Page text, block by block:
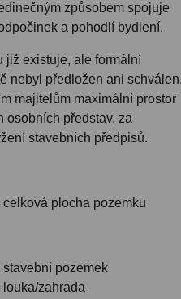
způsobem spojuje
a pohodlí bydlení.
již existuje, ale formální
nebyl předložen ani schválen.
majitelům maximální prostor
osobních představ, za
stavebních předpisů.
celková plocha pozemku
stavební pozemek
louka/zahrada